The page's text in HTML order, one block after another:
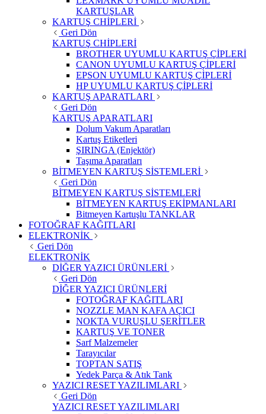
KARTUŞLAR
KARTUŞ CHİPLERİ
Geri Dön
KARTUŞ CHİPLERİ
BROTHER UYUMLU KARTUŞ ÇİPLERİ
CANON UYUMLU KARTUŞ ÇİPLERİ
EPSON UYUMLU KARTUŞ ÇİPLERİ
HP UYUMLU KARTUŞ ÇİPLERİ
KARTUŞ APARATLARI
Geri Dön
KARTUŞ APARATLARI
Dolum Vakum Aparatları
Kartuş Etiketleri
ŞIRINGA (Enjektör)
Taşıma Aparatları
BİTMEYEN KARTUŞ SİSTEMLERİ
Geri Dön
BİTMEYEN KARTUŞ SİSTEMLERİ
BİTMEYEN KARTUŞ EKİPMANLARI
Bitmeyen Kartuşlu TANKLAR
FOTOĞRAF KAĞITLARI
ELEKTRONİK
Geri Dön
ELEKTRONİK
DİĞER YAZICI ÜRÜNLERİ
Geri Dön
DİĞER YAZICI ÜRÜNLERİ
FOTOĞRAF KAĞITLARI
NOZZLE MAN KAFA AÇICI
NOKTA VURUŞLU ŞERİTLER
KARTUŞ VE TONER
Sarf Malzemeler
Tarayıcılar
TOPTAN SATIŞ
Yedek Parça & Atık Tank
YAZICI RESET YAZILIMLARI
Geri Dön
YAZICI RESET YAZILIMLARI